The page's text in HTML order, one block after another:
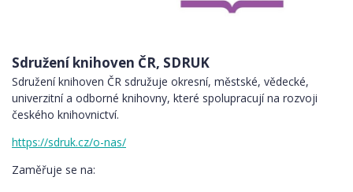
Sdružení knihoven ČR, SDRUK
Sdružení knihoven ČR sdružuje okresní, městské, vědecké,
univerzitní a odborné knihovny, které spolupracují na rozvoji
českého knihovnictví.
https://sdruk.cz/o-nas/
Zaměřuje se na: